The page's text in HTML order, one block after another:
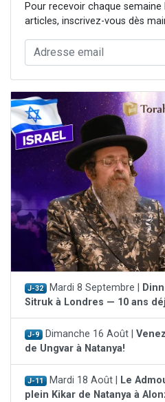
Pour recevoir chaque
articles, inscrivez-vous dès
J-32 Mardi 8 Septembre |
Sitruk à Londres — 10 ans
J-9 Dimanche 16 Août |
de Ungvar à Natanya!
J-11 Mardi 18 Août |
Le
plein Kikar de Natanya à